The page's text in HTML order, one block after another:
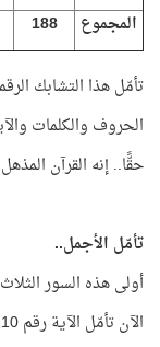
المجموع
188
تأمّل هذا التشابك
الحروف والكلمات
حقًّا.. إنه القرآن
تأمّل الأجمل..
أولى هذه السور
الآن تأمّل الآية رقم 10 من سورة السجدة..